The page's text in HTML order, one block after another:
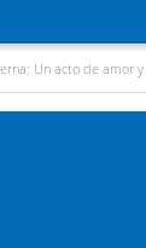
de amor y vida